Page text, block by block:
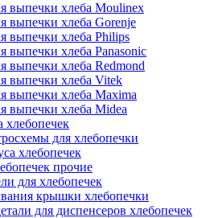
выпечки хлеба Moulinex
выпечки хлеба Gorenje
выпечки хлеба Philips
выпечки хлеба Panasonic
выпечки хлеба Redmond
выпечки хлеба Vitek
выпечки хлеба Maxima
выпечки хлеба Midea
для хлебопечки
хлебопечек
прочие
для хлебопечек
крышки хлебопечки
для диспенсеров хлебопечек